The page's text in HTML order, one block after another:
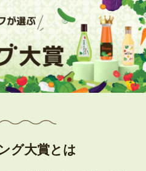
グ大賞とは